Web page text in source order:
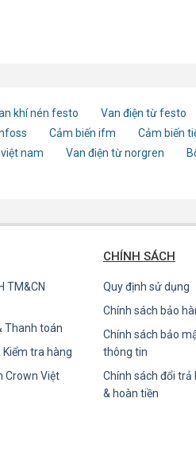
khí nén festo Van điện từ festo
Cảm biến ifm Cảm biến
nam Van điện từ norgren
TM&CN
Thanh toán
Kiểm tra hàng
Crown Việt
CHÍNH SÁCH
Quy định sử dụng
Chính sách bảo
Chính sách bảo
thông tin
Chính sách đổi trả
& hoàn tiền